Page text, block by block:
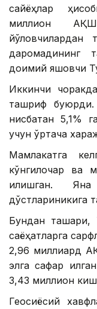
сайёҳлар
миллион
даромадининг
доимий яшовчи
Иккинчи
ташриф
нисбатан 5,1%
учун ўртача
Мамлакатга
кўнгилочар ва
қилишган.
дўстлариникига
Бундан ташқари,
саёҳатларга
2,96 миллиард
элга сафар
3,43 миллион
Геосиёсий